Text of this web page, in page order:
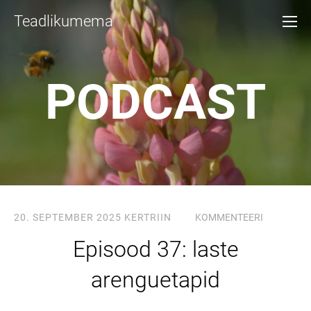
Teadlikumema
PODCAST
20. SEPTEMBER 2025 KERTRIIN KOMMENTEERI
Episood 37: laste
arenguetapid